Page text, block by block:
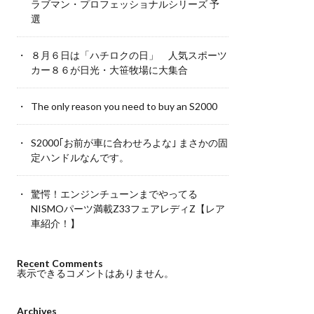
ラブマン・プロフェッショナルシリーズ 予
選
８月６日は「ハチロクの日」 人気スポーツ
カー８６が日光・大笹牧場に大集合
The only reason you need to buy an S2000
S2000｢お前が車に合わせろよな｣ まさかの固
定ハンドルなんです。
驚愕！エンジンチューンまでやってる
NISMOパーツ満載Z33フェアレディZ【レア
車紹介！】
Recent Comments
表示できるコメントはありません。
Archives